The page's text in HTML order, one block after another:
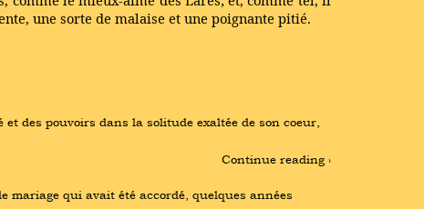
une sorte de malaise et une poignante pitié.
des pouvoirs dans la solitude exaltée de son coeur,
Continue reading ›
mariage qui avait été accordé, quelques années